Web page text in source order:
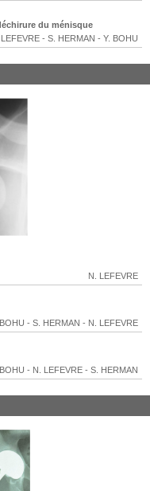
du ménisque
- S. HERMAN - Y. BOHU
N. LEFEVRE
- S. HERMAN - N. LEFEVRE
- N. LEFEVRE - S. HERMAN